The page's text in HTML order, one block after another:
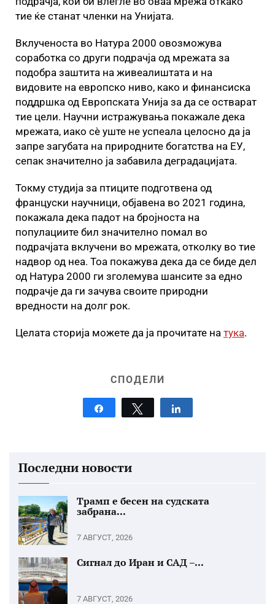
тие ќе станат членки на Унијата.
Вклученоста во Натура 2000 овозможува
соработка со други подрачја од мрежата за
подобра заштита на живеалиштата и на
видовите на европско ниво, како и финансиска
поддршка од Европската Унија за да се остварат
тие цели. Научни истражувања покажале дека
мрежата, иако сè уште не успеала целосно да ја
запре загубата на природните богатства на ЕУ,
сепак значително ја забавила деградацијата.
Токму студија за птиците подготвена од
француски научници, објавена во 2021 година,
покажала дека падот на бројноста на
популациите бил значително помал во
подрачјата вклучени во мрежата, отколку во тие
надвор од неа. Тоа покажува дека да се биде дел
од Натура 2000 ги зголемува шансите за едно
подрачје да ги зачува своите природни
вредности на долг рок.
Целата сторија можете да ја прочитате на тука.
СПОДЕЛИ
Tweet
Последни новости
Трамп е бесен на судската
забрана...
7 АВГУСТ, 2026
Сигнал до Иран и САД –...
7 АВГУСТ, 2026